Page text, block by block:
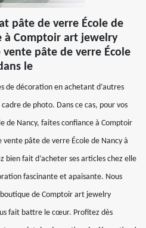
pâte de verre École de
à Comptoir art jewelry
pâte de verre École
le
de décoration en achetant d’autres
de photo. Dans ce cas, pour vos
de Nancy, faites confiance à Comptoir
pâte de verre École de Nancy à
bien fait d’acheter ses articles chez elle
fascinante et apaisante. Nous
de Comptoir art jewelry
fait battre le cœur. Profitez dès